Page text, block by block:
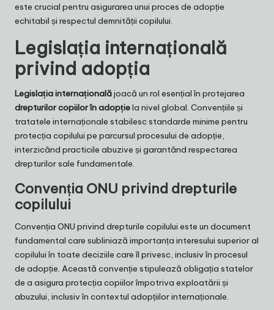
este crucial pentru asigurarea unui proces de adopție
echitabil și respectul demnității copilului.
Legislația internațională
privind adopția
Legislația internaționalăjoacă un rol esențial în protejarea
drepturilor copiilor în adopțiela nivel global. Convențiile și
tratatele internaționale stabilesc standarde minime pentru
protecția copilului pe parcursul procesului de adopție,
interzicând practicile abuzive și garantând respectarea
drepturilor sale fundamentale.
Convenția ONU privind drepturile
copilului
Convenția ONU privind drepturile copilului este un document
fundamental care subliniază importanța interesului superior al
copilului în toate deciziile care îl privesc, inclusiv în procesul
de adopție. Această convenție stipulează obligația statelor
de a asigura protecția copiilor împotriva exploatării și
abuzului, inclusiv în contextul adopțiilor internaționale.